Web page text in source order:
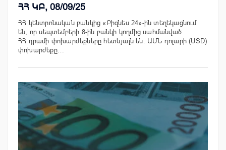
ՀՀ ԿԲ, 08/09/25
ՀՀ կենտրոնական բանկից «Բիզնես 24»-ին տեղեկացնում
են, որ սեպտեմբերի 8-ին բանկի կողմից սահմանված
ՀՀ դրամի փոխարժեքները հետևյալն են. ԱՄՆ դոլարի (USD)
փոխարժեքը…